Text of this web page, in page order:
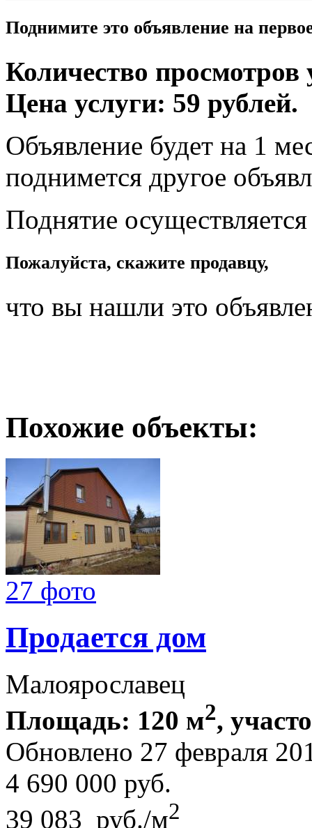
Поднимите это объявление на
Количество просмотров
Цена услуги: 59 рублей.
Объявление будет на 1
поднимется другое
Поднятие
Пожалуйста, скажите продавцу,
что вы нашли это
Похожие объекты:
27 фото
Продается дом
Малоярославец
Площадь: 120 м2,
Обновлено 27 февраля
4 690 000 руб.
39 083 руб./м2